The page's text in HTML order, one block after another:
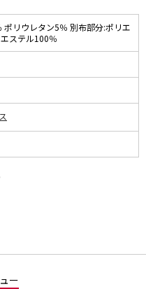
リウレタン5％ 別布部分:ポリエ
ステル100％
ー